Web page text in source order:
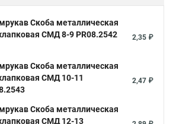
Скоба металлическая
СМД 8-9 PR08.2542
2,35 ₽
Скоба металлическая
СМД 10-11
2,47 ₽
Скоба металлическая
СМД 12-13